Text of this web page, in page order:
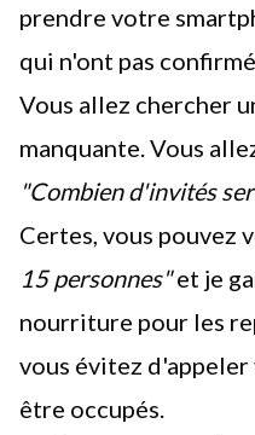
prendre votre
qui n'ont pas
Vous allez chercher
manquante. Vous
"Combien d'invités
Certes, vous pouvez
15 personnes"et je
nourriture pour les
vous évitez
être occupés.